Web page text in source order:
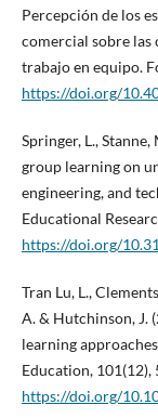
Percepción de los
comercial sobre las
trabajo en equipo.
https://doi.org/
Springer, L.,
group learning on
engineering, and
Educational
https://doi.org/
Tran Lu, L.,
A. & Hutchinson, J.
learning
Education, 101(12),
https://doi.org/